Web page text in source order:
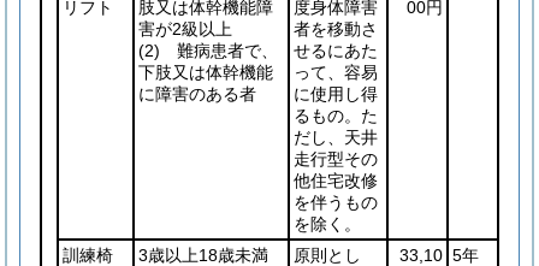
リフト
肢又は体幹機能障
害が2級以上
(2) 難病患者で、
下肢又は体幹機能
に障害のある者
度身体障害
者を移動さ
せるにあた
って、容易
に使用し得
るもの。た
だし、天井
走行型その
他住宅改修
を伴うもの
を除く。
00円
訓練椅
3歳以上18歳未満
原則とし
33,10 5年